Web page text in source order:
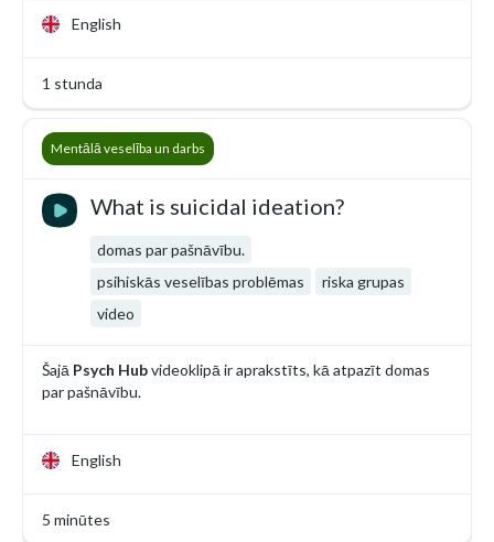
English
1 stunda
What is suicidal ideation?
domas par pašnāvību.
psihiskās veselības problēmas
riska grupas
video
Šajā Psych Hubvideoklipā ir aprakstīts, kā atpazīt domas
par pašnāvību.
English
5 minūtes
Mentālā veselība un darbs